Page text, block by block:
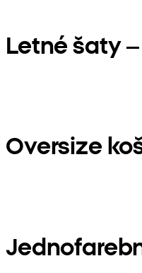
Letné šaty
Oversize